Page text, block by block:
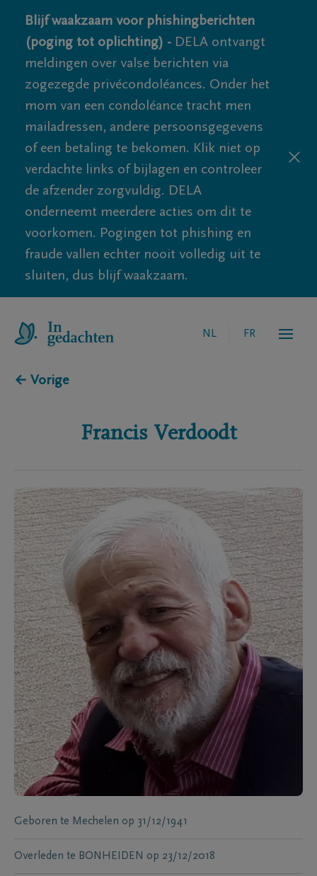
Blijf waakzaam voor phishingberichten
(poging tot oplichting) - DELA ontvangt
meldingen over valse berichten via
zogezegde privécondoléances. Onder het
mom van een condoléance tracht men
mailadressen, andere persoonsgegevens
of een betaling te bekomen. Klik niet op
verdachte links of bijlagen en controleer
de afzender zorgvuldig. DELA
onderneemt meerdere acties om dit te
voorkomen. Pogingen tot phishing en
fraude vallen echter nooit volledig uit te
sluiten, dus blijf waakzaam.
NL FR
← Vorige
Francis Verdoodt
Geboren te Mechelen op 31/12/1941
Overleden te BONHEIDEN op 23/12/2018